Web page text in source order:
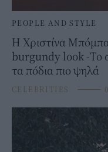
PEOPLE AND STYLE
Η Χριστίνα
burgundy look -Το
τα πόδια πιο ψηλά
CELEBRITIES ⸻